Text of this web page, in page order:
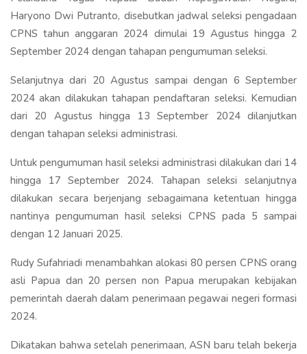
Haryono Dwi Putranto, disebutkan jadwal seleksi pengadaan
CPNS tahun anggaran 2024 dimulai 19 Agustus hingga 2
September 2024 dengan tahapan pengumuman seleksi.
Selanjutnya dari 20 Agustus sampai dengan 6 September
2024 akan dilakukan tahapan pendaftaran seleksi. Kemudian
dari 20 Agustus hingga 13 September 2024 dilanjutkan
dengan tahapan seleksi administrasi.
Untuk pengumuman hasil seleksi administrasi dilakukan dari 14
hingga 17 September 2024. Tahapan seleksi selanjutnya
dilakukan secara berjenjang sebagaimana ketentuan hingga
nantinya pengumuman hasil seleksi CPNS pada 5 sampai
dengan 12 Januari 2025.
Rudy Sufahriadi menambahkan alokasi 80 persen CPNS orang
asli Papua dan 20 persen non Papua merupakan kebijakan
pemerintah daerah dalam penerimaan pegawai negeri formasi
2024.
Dikatakan bahwa setelah penerimaan, ASN baru telah bekerja